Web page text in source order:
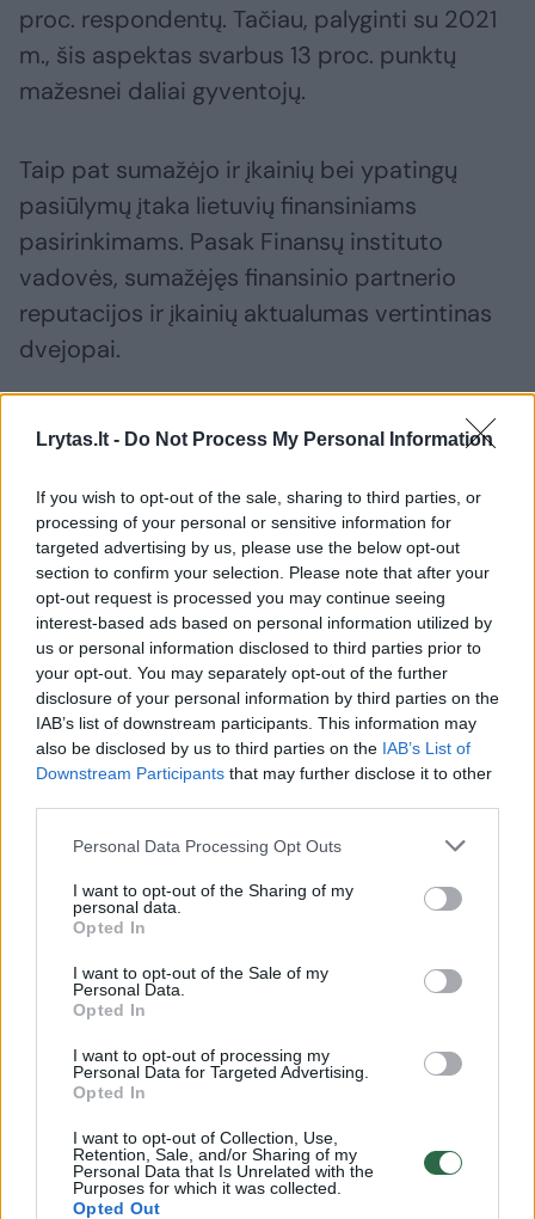
Lrytas.lt - Do Not Process My Personal Information
If you wish to opt-out of the sale, sharing to third parties, or
processing of your personal or sensitive information for
targeted advertising by us, please use the below opt-out
section to confirm your selection. Please note that after your
opt-out request is processed you may continue seeing
interest-based ads based on personal information utilized by
us or personal information disclosed to third parties prior to
your opt-out. You may separately opt-out of the further
disclosure of your personal information by third parties on the
IAB’s list of downstream participants. This information may
also be disclosed by us to third parties on the IAB’s List of
Downstream Participants that may further disclose it to other
Personal Data Processing Opt Outs
I want to opt-out of the Sharing of my
personal data.
Opted In
I want to opt-out of the Sale of my
Personal Data.
Opted In
I want to opt-out of processing my
Personal Data for Targeted Advertising.
Opted In
I want to opt-out of Collection, Use,
Retention, Sale, and/or Sharing of my
Personal Data that Is Unrelated with the
Purposes for which it was collected.
Opted Out
proc. respondentų. Tačiau, palyginti su 2021
m., šis aspektas svarbus 13 proc. punktų
mažesnei daliai gyventojų.
Taip pat sumažėjo ir įkainių bei ypatingų
pasiūlymų įtaka lietuvių finansiniams
pasirinkimams. Pasak Finansų instituto
vadovės, sumažėjęs finansinio partnerio
reputacijos ir įkainių aktualumas vertintinas
dvejopai.
„Viena vertus, Lietuvoje yra pakankamai
teikėjų, konkurencija tarp jų yra nemaža, tad
ir kainos pasiūlymai dažniausiai bus
konkurencingi. Kita vertus, vaikantis mažų
įkainių ir didėlės grąžos bei numojus ranka į
tiekėjo patikimumą, iškyla rizika pasimauti
ant sukčių jauko. Taigi, norint sėkmingai
įdarbinti savo laisvas lėšas, apsaugoti jas nuo
infliacijos bei siekiant kitų ilgalaikių finansinių
tikslų, konkrečius sprendimus priimti reikėtų
solidžius bei patikimus finansinių paslaugų
tiekėjus“, – sako J. Cvilikienė.
Reprezentatyvią šalies gyventojų apklausą
„Swedbank“ užsakymu 2023 m. liepos 4–24
dienomis atliko visuomenės nuomonės ir
rinkos tyrimų bendrovė „Spinter tyrimai“.
tyrimo rezultatai reprezentuoja 18–75 metų
amžiaus gyventojų nuomones ir vertinimus.